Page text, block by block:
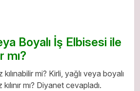
Boyalı İş Elbisesi ile
mı?
mi? Kirli, yağlı veya boyalı
mı? Diyanet cevapladı.